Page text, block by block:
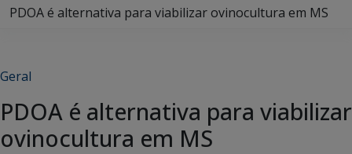
PDOA é alternativa para viabilizar ovinocultura em MS
Geral
PDOA é alternativa para viabilizar
ovinocultura em MS